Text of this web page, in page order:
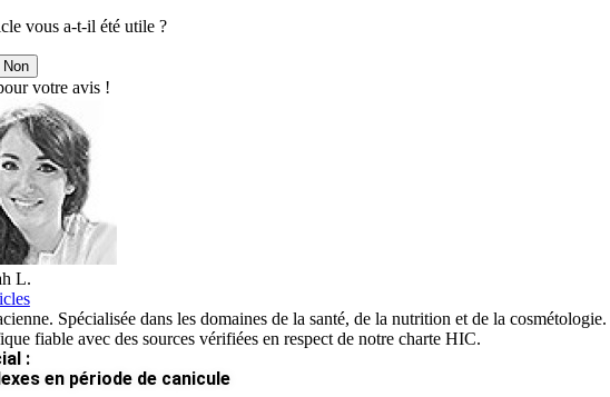
vous a-t-il été utile ?
Non
votre avis !
L.
Spécialisée dans les domaines de la santé, de la nutrition et de la
fiable avec des sources vérifiées en respect de notre charte HIC.
:
en période de canicule